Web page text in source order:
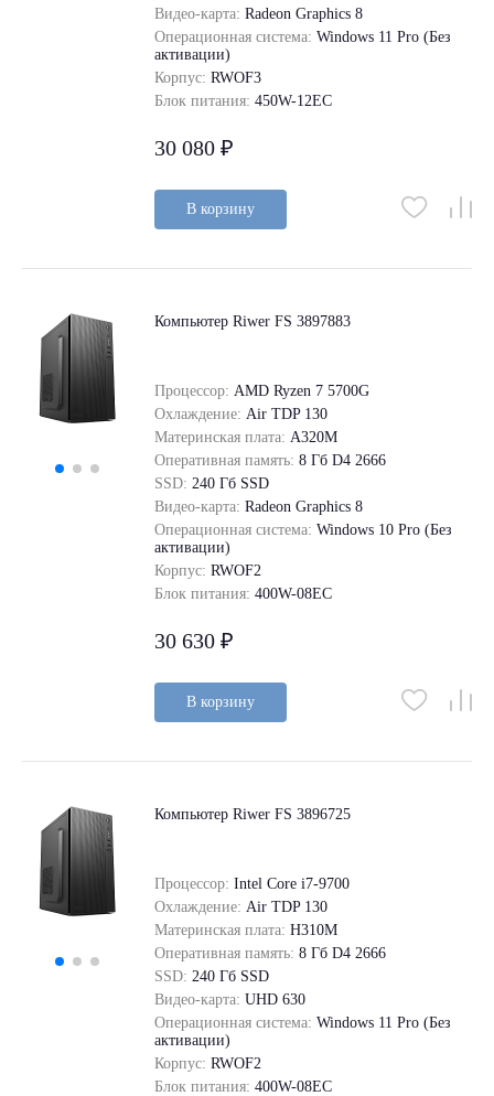
Видео-карта: Radeon Graphics 8
Операционная система: Windows 11 Pro (Без
активации)
Корпус: RWOF3
Блок питания: 450W-12EC
30 080 ₽
В корзину
Компьютер Riwer FS 3897883
Процессор: AMD Ryzen 7 5700G
Охлаждение: Air TDP 130
Материнская плата: A320M
Оперативная память: 8 Гб D4 2666
SSD: 240 Гб SSD
Видео-карта: Radeon Graphics 8
Операционная система: Windows 10 Pro (Без
активации)
Корпус: RWOF2
Блок питания: 400W-08EC
30 630 ₽
В корзину
Компьютер Riwer FS 3896725
Процессор: Intel Core i7-9700
Охлаждение: Air TDP 130
Материнская плата: H310M
Оперативная память: 8 Гб D4 2666
SSD: 240 Гб SSD
Видео-карта: UHD 630
Операционная система: Windows 11 Pro (Без
активации)
Корпус: RWOF2
Блок питания: 400W-08EC